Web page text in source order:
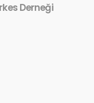
Derneği